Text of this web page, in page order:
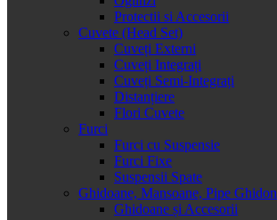
Protectii si Accesorii
Cuvete (Head Set)
Cuveți Externi
Cuveți Integrați
Cuveți Semi-Integrați
Distanțiere
Flori Cuvete
Furci
Furci cu Suspensie
Furci Fixe
Suspensii Spate
Ghidoane, Mansoane, Pipe Ghidon
Ghidoane și Accesorii